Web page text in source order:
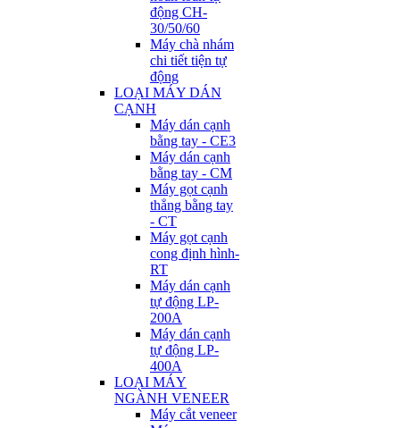
động CH-
30/50/60
Máy chà nhám
chi tiết tiện tự
động
LOẠI MÁY DÁN
CẠNH
Máy dán cạnh
bằng tay - CE3
Máy dán cạnh
bằng tay - CM
Máy gọt cạnh
thẳng bằng tay
- CT
Máy gọt cạnh
cong định hình-
RT
Máy dán cạnh
tự động LP-
200A
Máy dán cạnh
tự động LP-
400A
LOẠI MÁY
NGÀNH VENEER
Máy cắt veneer